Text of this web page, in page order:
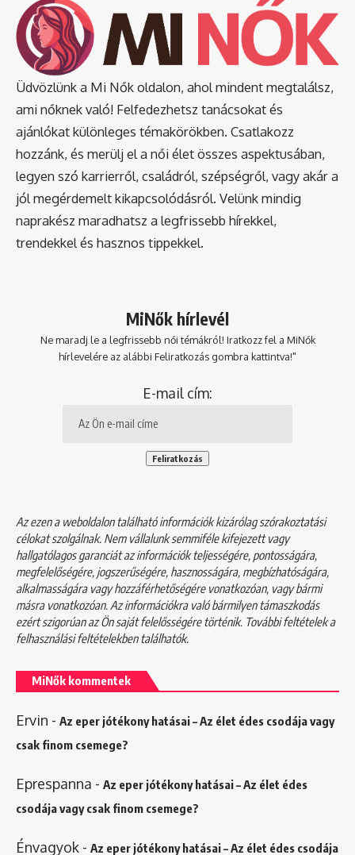
Üdvözlünk a Mi Nők oldalon, ahol mindent megtalálsz,
ami nőknek való! Felfedezhetsz tanácsokat és
ajánlókat különleges témakörökben. Csatlakozz
hozzánk, és merülj el a női élet összes aspektusában,
legyen szó karrierről, családról, szépségről, vagy akár a
jól megérdemelt kikapcsolódásról. Velünk mindig
naprakész maradhatsz a legfrissebb hírekkel,
trendekkel és hasznos tippekkel.
MiNők hírlevél
Ne maradj le a legfrissebb női témákról! Iratkozz fel a MiNők
hírlevelére az alábbi Feliratkozás gombra kattintva!"
E-mail cím:
Az ezen a weboldalon található információk kizárólag szórakoztatási
célokat szolgálnak. Nem vállalunk semmiféle kifejezett vagy
hallgatólagos garanciát az információk teljességére, pontosságára,
megfelelőségére, jogszerűségére, hasznosságára, megbízhatóságára,
alkalmasságára vagy hozzáférhetőségére vonatkozóan, vagy bármi
másra vonatkozóan. Az információkra való bármilyen támaszkodás
ezért szigorúan az Ön saját felelősségére történik. További feltételek a
felhasználási feltételekbentalálhatók.
MiNők kommentek
Ervin - Az eper jótékony hatásai – Az élet édes csodája vagy
csak finom csemege?
Eprespanna - Az eper jótékony hatásai – Az élet édes
csodája vagy csak finom csemege?
Énvagyok - Az eper jótékony hatásai – Az élet édes csodája